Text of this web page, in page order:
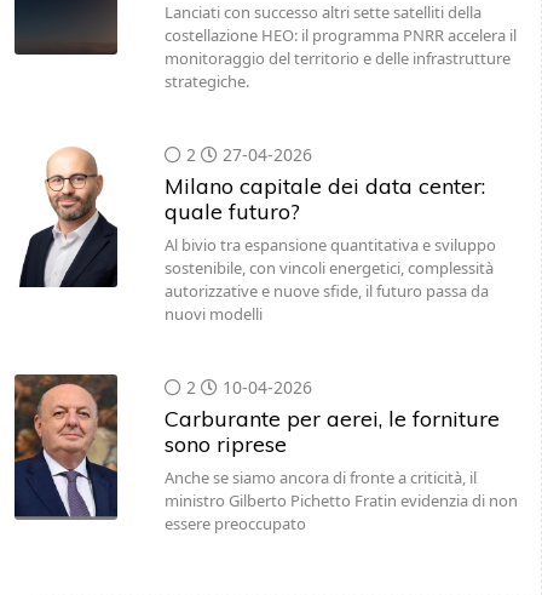
Lanciati con successo altri sette satelliti della
costellazione HEO: il programma PNRR accelera il
monitoraggio del territorio e delle infrastrutture
strategiche.
2 27-04-2026
Milano capitale dei data center:
quale futuro?
Al bivio tra espansione quantitativa e sviluppo
sostenibile, con vincoli energetici, complessità
autorizzative e nuove sfide, il futuro passa da
nuovi modelli
2 10-04-2026
Carburante per aerei, le forniture
sono riprese
Anche se siamo ancora di fronte a criticità, il
ministro Gilberto Pichetto Fratin evidenzia di non
essere preoccupato